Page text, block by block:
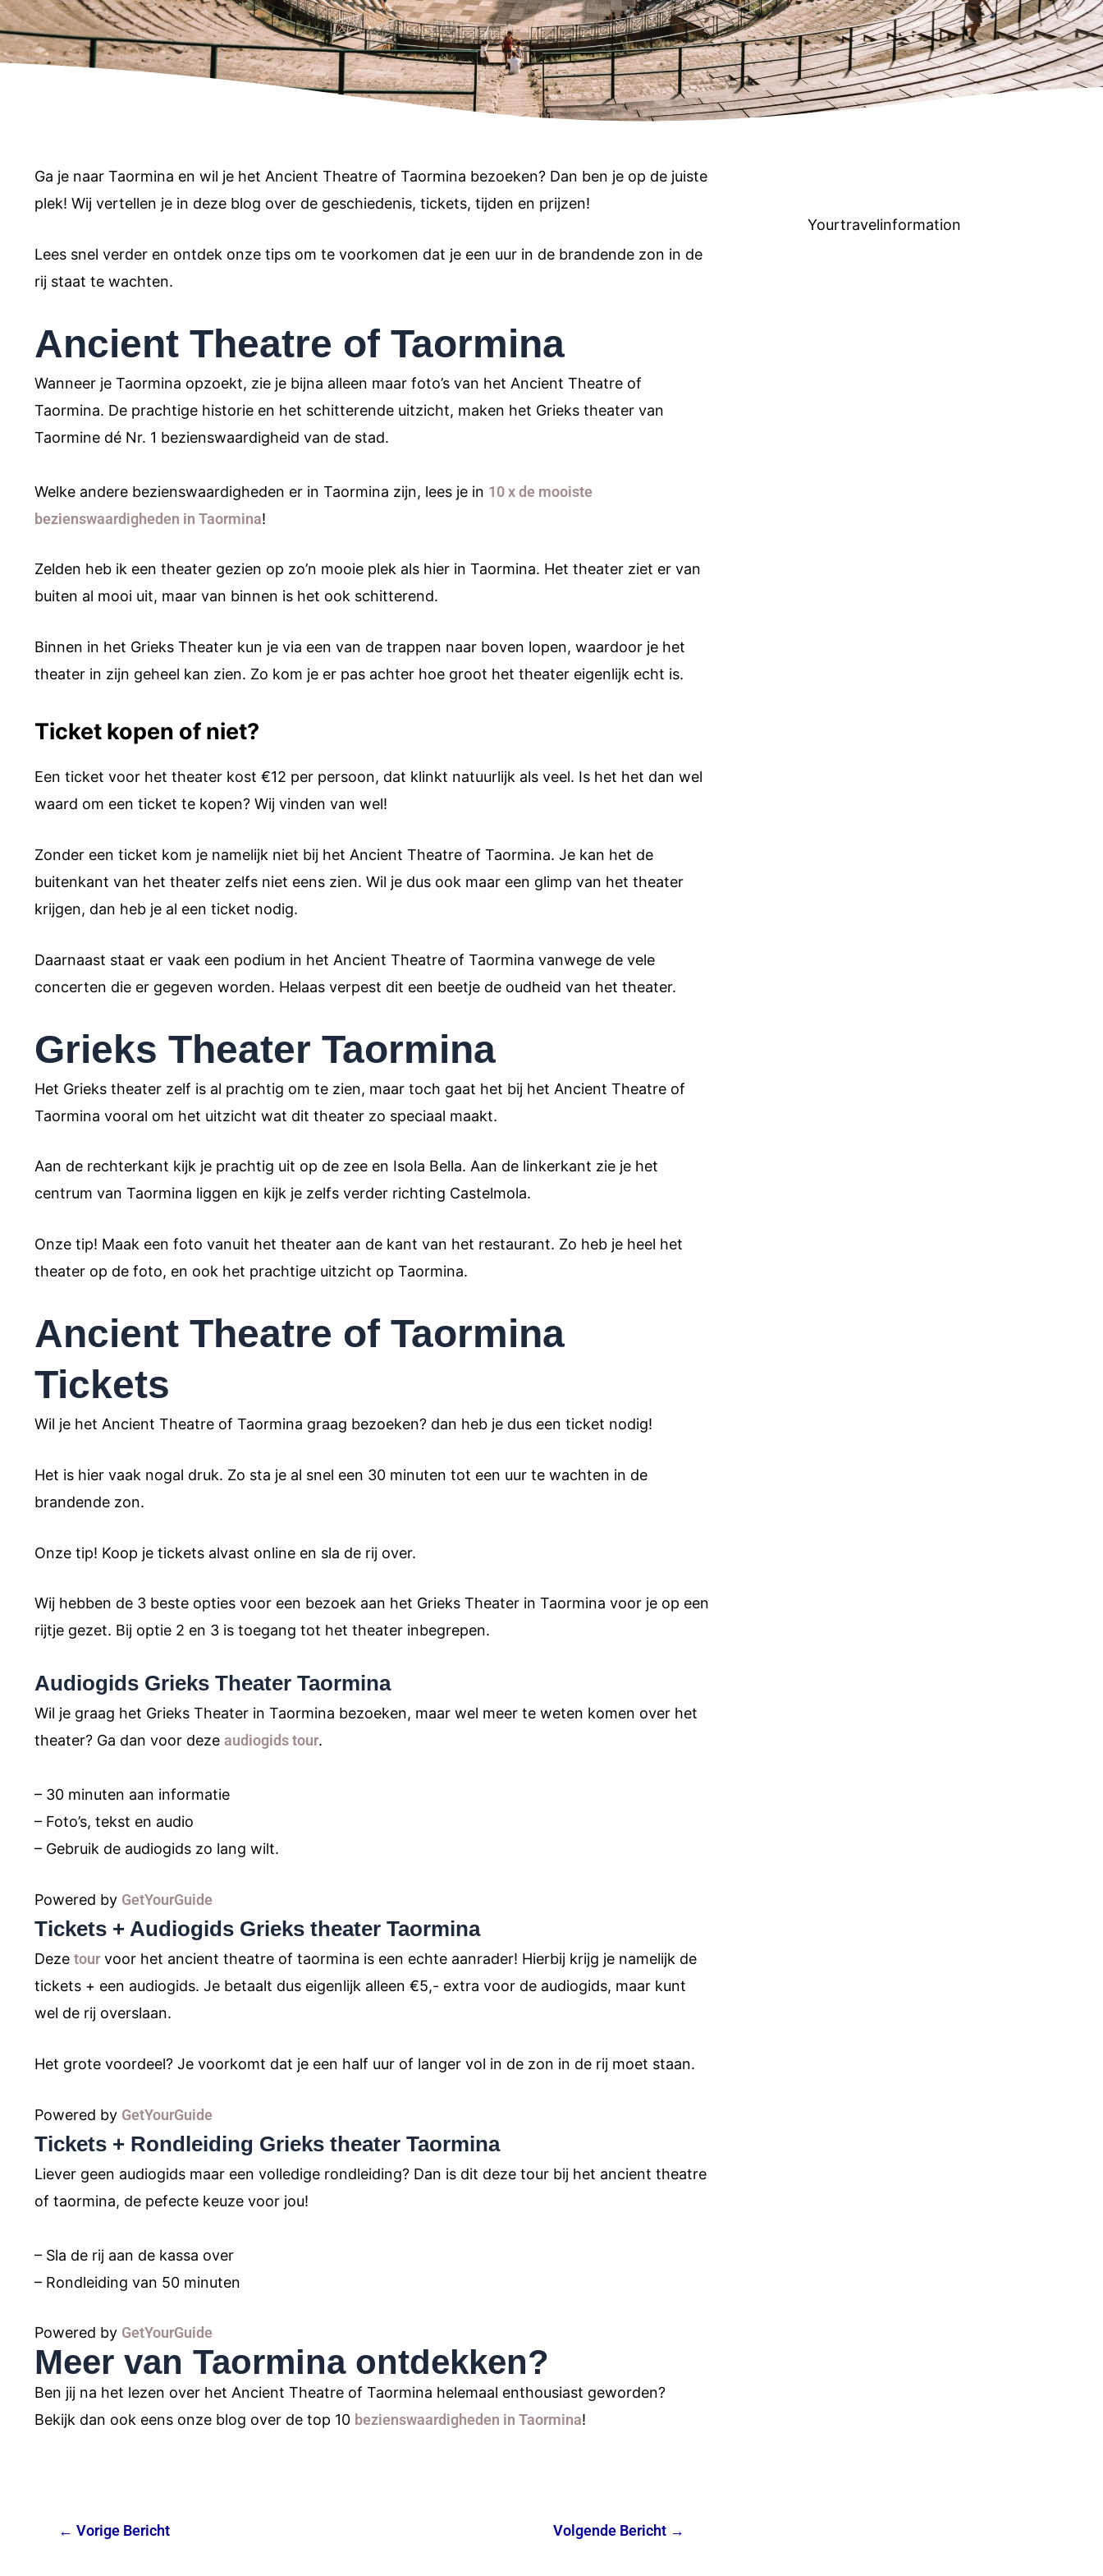
Ga je naar Taormina en wil je het Ancient Theatre of Taormina bezoeken? Dan ben je op de juiste
plek! Wij vertellen je in deze blog over de geschiedenis, tickets, tijden en prijzen!
Lees snel verder en ontdek onze tips om te voorkomen dat je een uur in de brandende zon in de
rij staat te wachten.
Ancient Theatre of Taormina
Wanneer je Taormina opzoekt, zie je bijna alleen maar foto’s van het Ancient Theatre of
Taormina. De prachtige historie en het schitterende uitzicht, maken het Grieks theater van
Taormine dé Nr. 1 bezienswaardigheid van de stad.
Welke andere bezienswaardigheden er in Taormina zijn, lees je in 10 x de mooiste
bezienswaardigheden in Taormina!
Zelden heb ik een theater gezien op zo’n mooie plek als hier in Taormina. Het theater ziet er van
buiten al mooi uit, maar van binnen is het ook schitterend.
Binnen in het Grieks Theater kun je via een van de trappen naar boven lopen, waardoor je het
theater in zijn geheel kan zien. Zo kom je er pas achter hoe groot het theater eigenlijk echt is.
Ticket kopen of niet?
Een ticket voor het theater kost €12 per persoon, dat klinkt natuurlijk als veel. Is het het dan wel
waard om een ticket te kopen? Wij vinden van wel!
Zonder een ticket kom je namelijk niet bij het Ancient Theatre of Taormina. Je kan het de
buitenkant van het theater zelfs niet eens zien. Wil je dus ook maar een glimp van het theater
krijgen, dan heb je al een ticket nodig.
Daarnaast staat er vaak een podium in het Ancient Theatre of Taormina vanwege de vele
concerten die er gegeven worden. Helaas verpest dit een beetje de oudheid van het theater.
Grieks Theater Taormina
Het Grieks theater zelf is al prachtig om te zien, maar toch gaat het bij het Ancient Theatre of
Taormina vooral om het uitzicht wat dit theater zo speciaal maakt.
Aan de rechterkant kijk je prachtig uit op de zee en Isola Bella. Aan de linkerkant zie je het
centrum van Taormina liggen en kijk je zelfs verder richting Castelmola.
Onze tip! Maak een foto vanuit het theater aan de kant van het restaurant. Zo heb je heel het
theater op de foto, en ook het prachtige uitzicht op Taormina.
Ancient Theatre of Taormina
Tickets
Wil je het Ancient Theatre of Taormina graag bezoeken? dan heb je dus een ticket nodig!
Het is hier vaak nogal druk. Zo sta je al snel een 30 minuten tot een uur te wachten in de
brandende zon.
Onze tip! Koop je tickets alvast online en sla de rij over.
Wij hebben de 3 beste opties voor een bezoek aan het Grieks Theater in Taormina voor je op een
rijtje gezet. Bij optie 2 en 3 is toegang tot het theater inbegrepen.
Audiogids Grieks Theater Taormina
Wil je graag het Grieks Theater in Taormina bezoeken, maar wel meer te weten komen over het
theater? Ga dan voor deze audiogids tour.
– 30 minuten aan informatie
– Foto’s, tekst en audio
– Gebruik de audiogids zo lang wilt.
Powered by GetYourGuide
Tickets + Audiogids Grieks theater Taormina
Deze tourvoor het ancient theatre of taormina is een echte aanrader! Hierbij krijg je namelijk de
tickets + een audiogids. Je betaalt dus eigenlijk alleen €5,- extra voor de audiogids, maar kunt
wel de rij overslaan.
Het grote voordeel? Je voorkomt dat je een half uur of langer vol in de zon in de rij moet staan.
Powered by GetYourGuide
Tickets + Rondleiding Grieks theater Taormina
Liever geen audiogids maar een volledige rondleiding? Dan is dit deze tour bij het ancient theatre
of taormina, de pefecte keuze voor jou!
– Sla de rij aan de kassa over
– Rondleiding van 50 minuten
Powered by GetYourGuide
Meer van Taormina ontdekken?
Ben jij na het lezen over het Ancient Theatre of Taormina helemaal enthousiast geworden?
Bekijk dan ook eens onze blog over de top 10 bezienswaardigheden in Taormina!
← Vorige Bericht Volgende Bericht →
Yourtravelinformation